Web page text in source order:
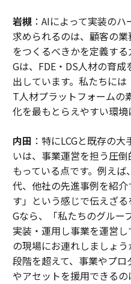
岩槻：AIによって実装の
求められるのは、顧客の
をつくるべきかを定義す
Gは、FDE・DS人材の育
出しています。私たちに
T人材プラットフォームの
化を最もとらえやすい環境
内田 ：特にLCGと既存の
いは、事業運営を担う圧
もっている点です。例え
代、他社の先進事例を紹
す」という感じで伝えざ
Gなら、「私たちのグルー
実装・運用し事業を運営
の現場にお連れしましょ
段階を超えて、事業やプ
やアセットを援用できるの